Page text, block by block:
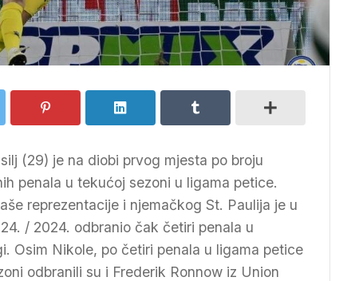
(29) je na diobi prvog mjesta po broju
penala u tekućoj sezoni u ligama petice.
reprezentacije i njemačkog St. Paulija je u
/ 2024. odbranio čak četiri penala u
Osim Nikole, po četiri penala u ligama petice
odbranili su i Frederik Ronnow iz Union